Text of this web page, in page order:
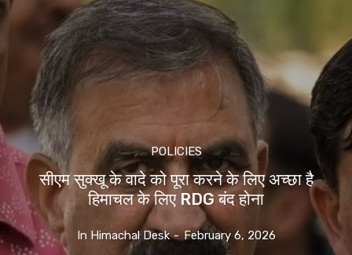
POLICIES
सीएम सुक्खू के वादे को पूरा करने के लिए अच्छा है
हिमाचल के लिए RDG बंद होना
In Himachal Desk - February 6, 2026